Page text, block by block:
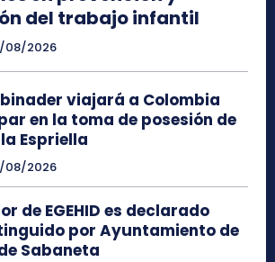
del trabajo infantil
08/2026
viajará a Colombia
en la toma de posesión de
Espriella
08/2026
de EGEHID es declarado
por Ayuntamiento de
Sabaneta